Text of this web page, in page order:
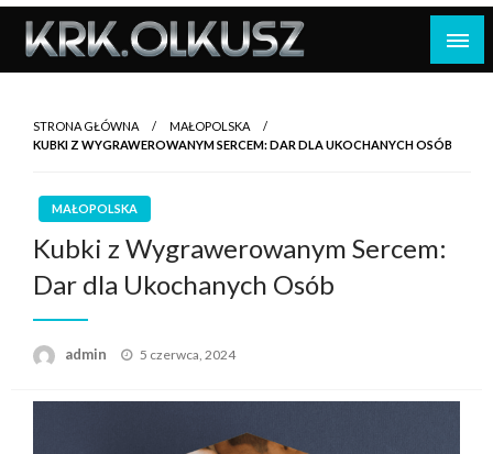
Skip
content
STRONA GŁÓWNA
MAŁOPOLSKA
KUBKI Z WYGRAWEROWANYM SERCEM: DAR DLA UKOCHANYCH OSÓB
MAŁOPOLSKA
Kubki z Wygrawerowanym Sercem:
Dar dla Ukochanych Osób
admin
Opublikowane
5 czerwca, 2024